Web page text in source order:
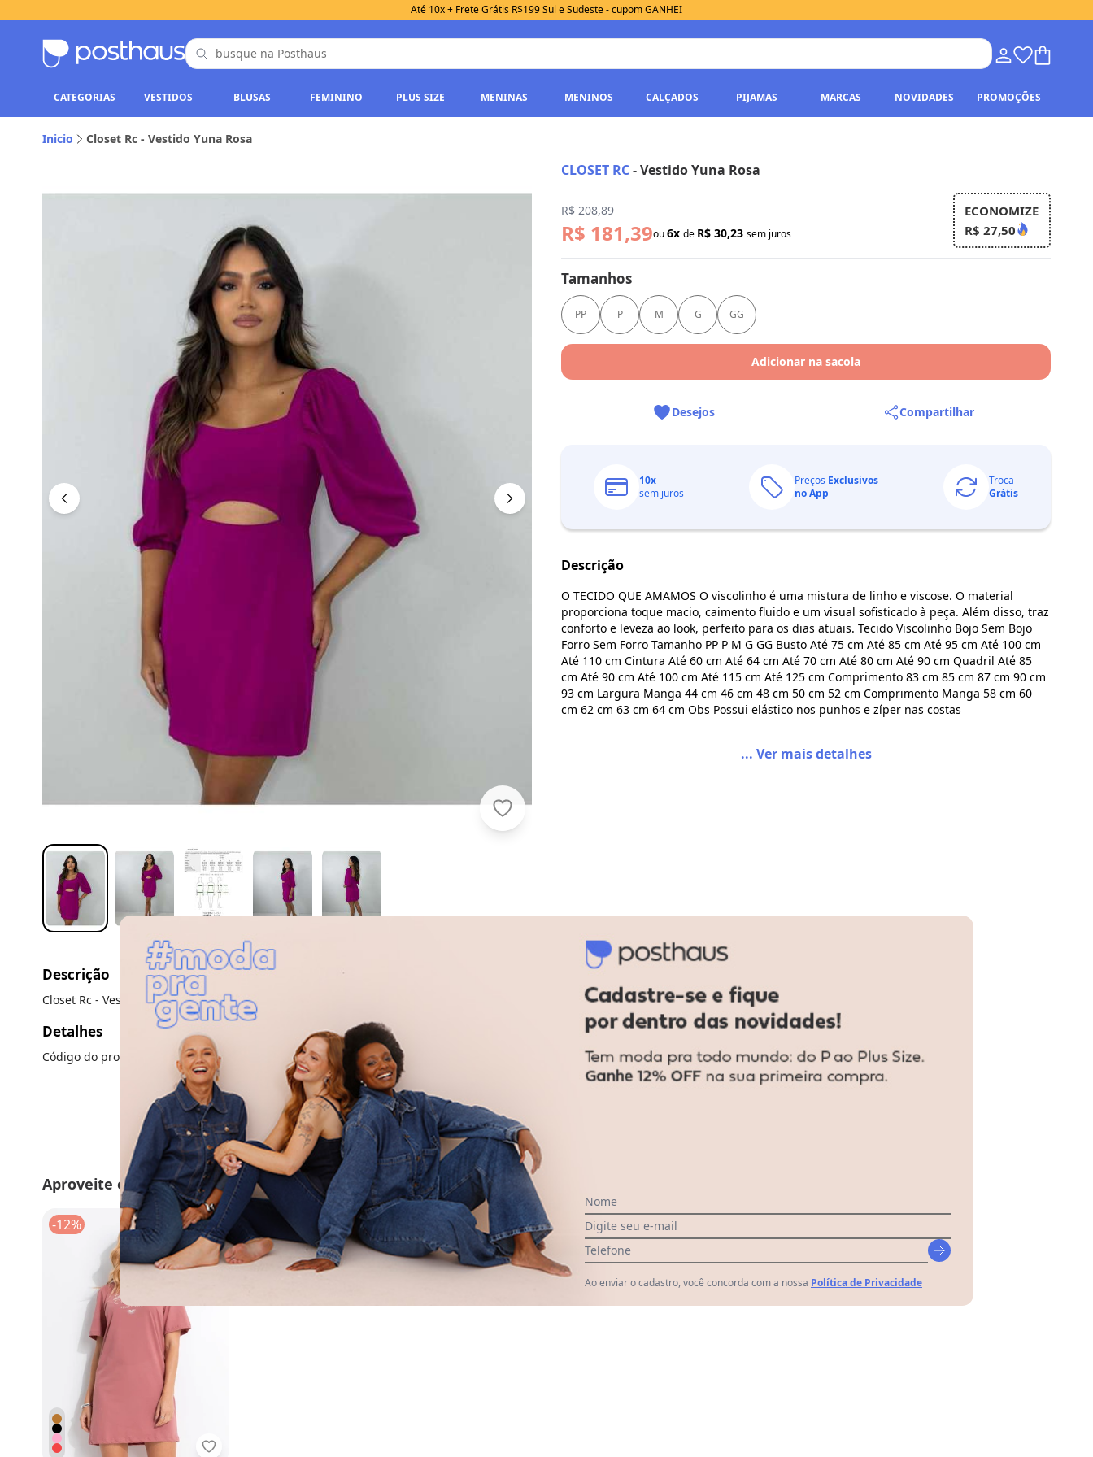
Até 10x + Frete Grátis R$199 Sul e Sudeste - cupom GANHEI
CATEGORIAS VESTIDOS BLUSAS FEMININO PLUS SIZE MENINAS MENINOS CALÇADOS PIJAMAS MARCAS NOVIDADES PROMOÇÕES
Inicio Closet Rc - Vestido Yuna Rosa
Closet Rc - Vestido Yuna Rosa
CLOSET RC-Vestido Yuna Rosa
R$ 208,89
R$ 181,39ou6x de R$ 30,23 sem juros
ECONOMIZE
R$ 27,50
Tamanhos
PP P M G GG
Adicionar na sacola
Desejos Compartilhar
10x
sem juros
Preços Exclusivos
no App
Troca
Grátis
Descrição
O TECIDO QUE AMAMOS O viscolinho é uma mistura de linho e viscose. O material
proporciona toque macio, caimento fluido e um visual sofisticado à peça. Além disso, traz
conforto e leveza ao look, perfeito para os dias atuais. Tecido Viscolinho Bojo Sem Bojo
Forro Sem Forro Tamanho PP P M G GG Busto Até 75 cm Até 85 cm Até 95 cm Até 100 cm
Até 110 cm Cintura Até 60 cm Até 64 cm Até 70 cm Até 80 cm Até 90 cm Quadril Até 85
cm Até 90 cm Até 100 cm Até 115 cm Até 125 cm Comprimento 83 cm 85 cm 87 cm 90 cm
93 cm Largura Manga 44 cm 46 cm 48 cm 50 cm 52 cm Comprimento Manga 58 cm 60
cm 62 cm 63 cm 64 cm Obs Possui elástico nos punhos e zíper nas costas
... Ver mais detalhes
Descrição
Closet Rc - Vestido Yuna Rosa
Detalhes
Código do produto: 23921022
Faça a primeira avaliação
Aproveite e compre junto
-12%
Nome
Digite seu e-mail
Telefone
Ao enviar o cadastro, você concorda com a nossa Política de Privacidade